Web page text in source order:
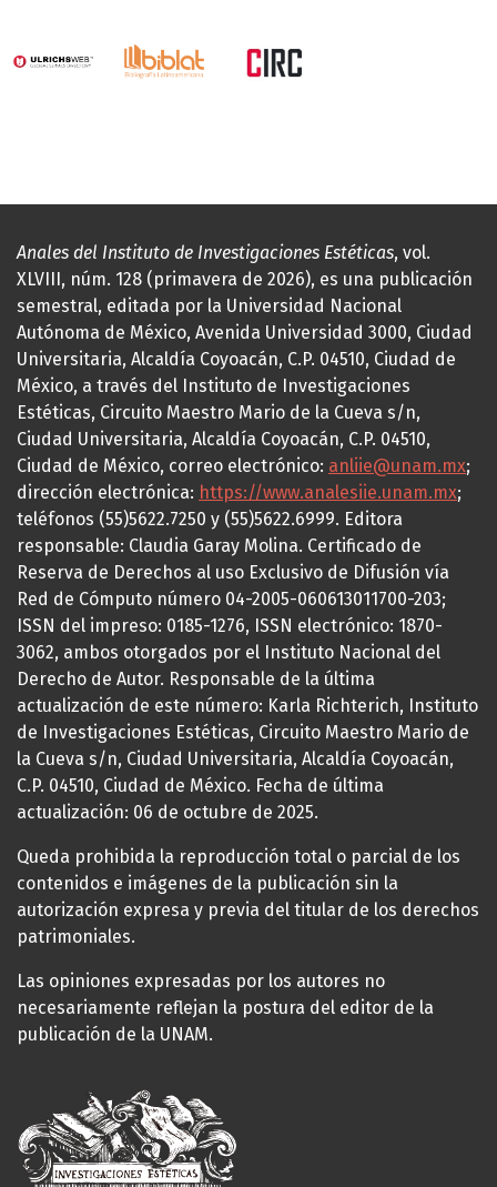
Anales del Instituto de Investigaciones Estéticas, vol.
XLVIII, núm. 128 (primavera de 2026), es una publicación
semestral, editada por la Universidad Nacional
Autónoma de México, Avenida Universidad 3000, Ciudad
Universitaria, Alcaldía Coyoacán, C.P. 04510, Ciudad de
México, a través del Instituto de Investigaciones
Estéticas, Circuito Maestro Mario de la Cueva s/n,
Ciudad Universitaria, Alcaldía Coyoacán, C.P. 04510,
Ciudad de México, correo electrónico: anliie@unam.mx;
dirección electrónica: https://www.analesiie.unam.mx;
teléfonos (55)5622.7250 y (55)5622.6999. Editora
responsable: Claudia Garay Molina. Certificado de
Reserva de Derechos al uso Exclusivo de Difusión vía
Red de Cómputo número 04-2005-060613011700-203;
ISSN del impreso: 0185-1276, ISSN electrónico: 1870-
3062, ambos otorgados por el Instituto Nacional del
Derecho de Autor. Responsable de la última
actualización de este número: Karla Richterich, Instituto
de Investigaciones Estéticas, Circuito Maestro Mario de
la Cueva s/n, Ciudad Universitaria, Alcaldía Coyoacán,
C.P. 04510, Ciudad de México. Fecha de última
actualización: 06 de octubre de 2025.
Queda prohibida la reproducción total o parcial de los
contenidos e imágenes de la publicación sin la
autorización expresa y previa del titular de los derechos
patrimoniales.
Las opiniones expresadas por los autores no
necesariamente reflejan la postura del editor de la
publicación de la UNAM.